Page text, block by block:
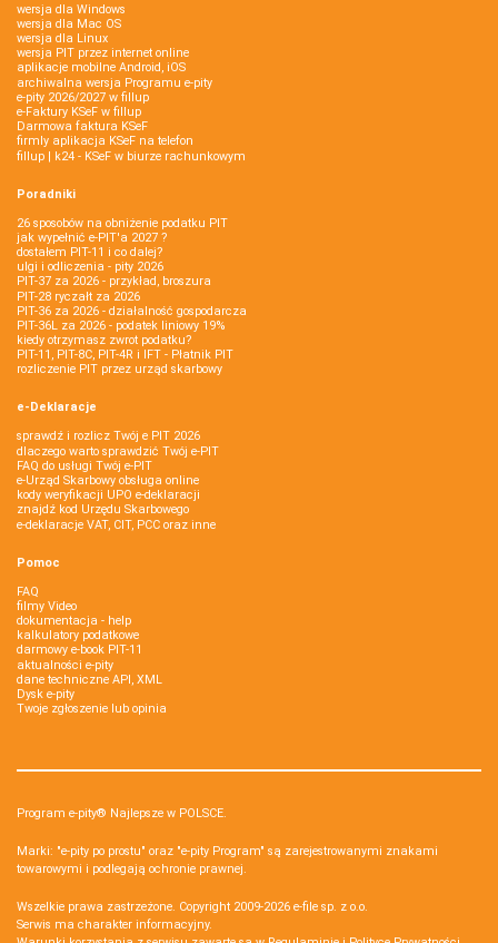
wersja dla Windows
wersja dla Mac OS
wersja dla Linux
wersja PIT przez internet online
aplikacje mobilne Android, iOS
archiwalna wersja Programu e-pity
e-pity 2026/2027 w fillup
e‑Faktury KSeF w fillup
Darmowa faktura KSeF
firmly aplikacja KSeF na telefon
fillup | k24 - KSeF w biurze rachunkowym
Poradniki
26 sposobów na obniżenie podatku PIT
jak wypełnić e-PIT'a 2027 ?
dostałem PIT-11 i co dalej?
ulgi i odliczenia - pity 2026
PIT-37 za 2026 - przykład, broszura
PIT-28 ryczałt za 2026
PIT-36 za 2026 - działalność gospodarcza
PIT-36L za 2026 - podatek liniowy 19%
kiedy otrzymasz zwrot podatku?
PIT-11, PIT-8C, PIT-4R i IFT - Płatnik PIT
rozliczenie PIT przez urząd skarbowy
e-Deklaracje
sprawdź i rozlicz Twój e PIT 2026
dlaczego warto sprawdzić Twój e-PIT
FAQ do usługi Twój e-PIT
e-Urząd Skarbowy obsługa online
kody weryfikacji UPO e-deklaracji
znajdź kod Urzędu Skarbowego
e-deklaracje VAT, CIT, PCC oraz inne
Pomoc
FAQ
filmy Video
dokumentacja - help
kalkulatory podatkowe
darmowy e-book PIT-11
aktualności e-pity
dane techniczne API, XML
Dysk e-pity
Twoje zgłoszenie lub opinia
Program e-pity® Najlepsze w POLSCE.
Marki: "e-pity po prostu" oraz "e-pity Program" są zarejestrowanymi znakami
towarowymi i podlegają ochronie prawnej.
Wszelkie prawa zastrzeżone. Copyright 2009-2026 e-file sp. z o.o.
Serwis ma charakter informacyjny.